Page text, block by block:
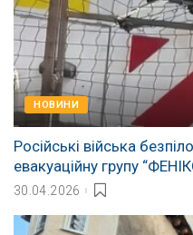
НОВИНИ
Російські війська
евакуаційну групу
30.04.2026